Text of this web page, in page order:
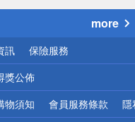
more
訊 保險服務
獎公佈
物須知 會員服務條款 隱